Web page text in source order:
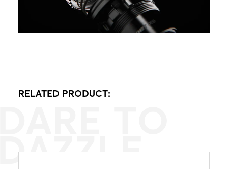
RELATED PRODUCT: